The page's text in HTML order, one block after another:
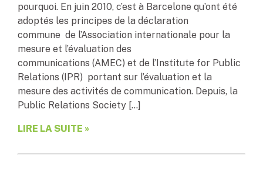
pourquoi. En juin 2010, c’est à Barcelone qu’ont été
adoptés les principes de la déclaration
commune de l’Association internationale pour la
mesure et l’évaluation des
communications (AMEC) et de l’Institute for Public
Relations (IPR) portant sur l’évaluation et la
mesure des activités de communication. Depuis, la
Public Relations Society […]
LIRE LA SUITE »